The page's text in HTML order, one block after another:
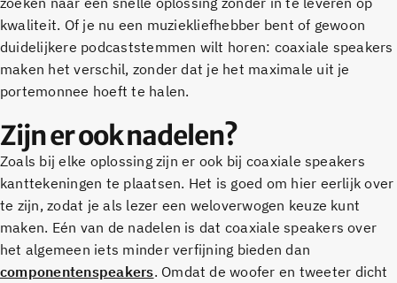
kwaliteit. Of je nu een muziekliefhebber bent of gewoon
duidelijkere podcaststemmen wilt horen: coaxiale speakers
maken het verschil, zonder dat je het maximale uit je
portemonnee hoeft te halen.
Zijn er ook nadelen?
Zoals bij elke oplossing zijn er ook bij coaxiale speakers
kanttekeningen te plaatsen. Het is goed om hier eerlijk over
te zijn, zodat je als lezer een weloverwogen keuze kunt
maken. Eén van de nadelen is dat coaxiale speakers over
het algemeen iets minder verfijning bieden dan
componentenspeakers. Omdat de woofer en tweeter dicht